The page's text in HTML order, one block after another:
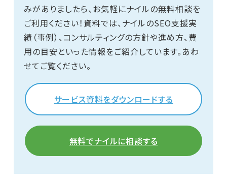
みがありましたら、お気軽にナイルの無料相談を
ご利用ください！資料では、ナイルのSEO支援実
績（事例）、コンサルティングの方針や進め方、費
用の目安といった情報をご紹介しています。あわ
せてご覧ください。
サービス資料をダウンロードする
無料でナイルに相談する